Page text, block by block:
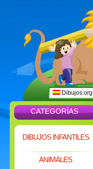
Dibujos.org
CATEGORÍAS
DIBUJOS INFANTILES
ANIMALES